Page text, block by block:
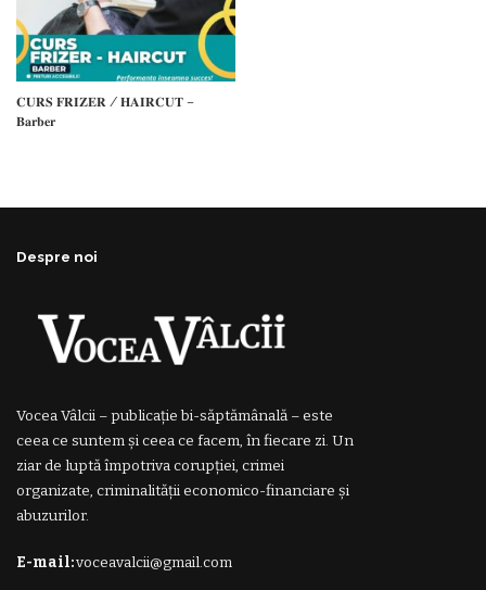
𝐂𝐔𝐑𝐒 𝐅𝐑𝐈𝐙𝐄𝐑 / 𝐇𝐀𝐈𝐑𝐂𝐔𝐓 –
𝐁𝐚𝐫𝐛𝐞𝐫
Despre noi
Vocea Vâlcii – publicație bi-săptămânală – este
ceea ce suntem și ceea ce facem, în fiecare zi. Un
ziar de luptă împotriva corupției, crimei
organizate, criminalității economico-financiare și
abuzurilor.
E-mail:voceavalcii@gmail.com